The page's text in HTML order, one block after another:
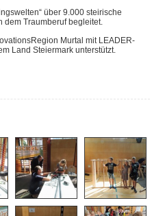
über 9.000 steirische
dem Traumberuf begleitet.
Murtal mit LEADER-
Land Steiermark unterstützt.